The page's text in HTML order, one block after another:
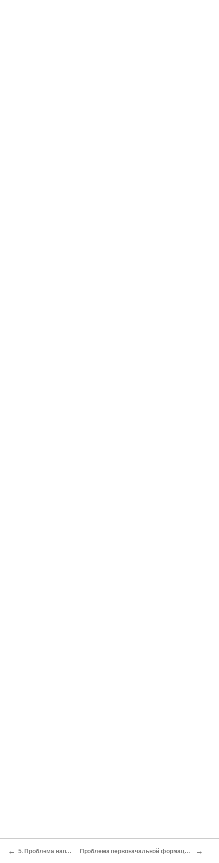
← 5. Проблема направления и смысла истории Проблема первоначальной формации и так называемый азиатский способ производства →